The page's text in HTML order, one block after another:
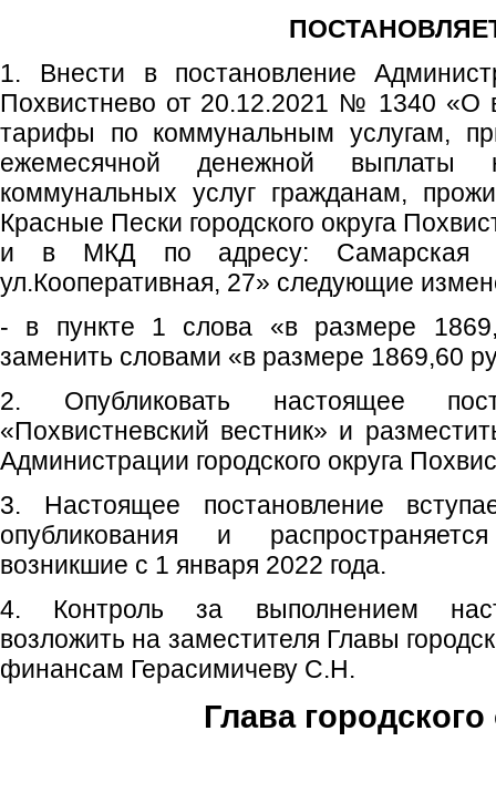
1. Внести в постановление
Похвистнево от 20.12.2021 № 1340 «О
тарифы по коммунальным услугам,
ежемесячной денежной выплаты
коммунальных услуг гражданам,
Красные Пески городского округа
и в МКД по адресу: Самарская
ул.Кооперативная, 27» следующие
- в пункте 1 слова «в размере
заменить словами «в размере 1869,60
2. Опубликовать настоящее
«Похвистневский вестник» и
Администрации городского округа
3. Настоящее постановление
опубликования и
возникшие с 1 января 2022 года.
4. Контроль за выполнением
возложить на заместителя Главы
финансам Герасимичеву С.Н.
Глава городского